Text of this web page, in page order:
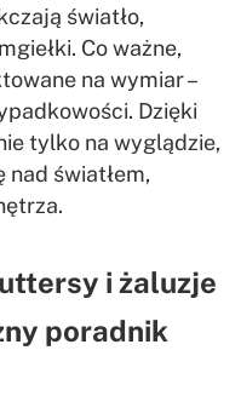
światło,
Co ważne,
na wymiar –
Dzięki
tylko na wyglądzie,
nad światłem,
i żaluzje
poradnik